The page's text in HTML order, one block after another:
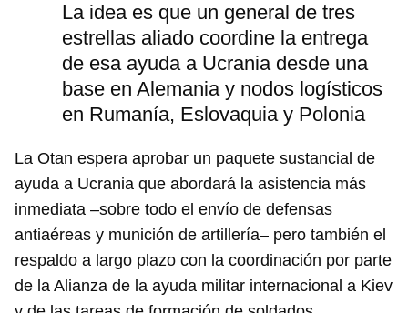
La idea es que un general de tres
estrellas aliado coordine la entrega
de esa ayuda a Ucrania desde una
base en Alemania y nodos logísticos
en Rumanía, Eslovaquia y Polonia
La Otan espera aprobar un paquete sustancial de
ayuda a Ucrania que abordará la asistencia más
inmediata –sobre todo el envío de defensas
antiaéreas y munición de artillería– pero también el
respaldo a largo plazo con la coordinación por parte
de la Alianza de la ayuda militar internacional a Kiev